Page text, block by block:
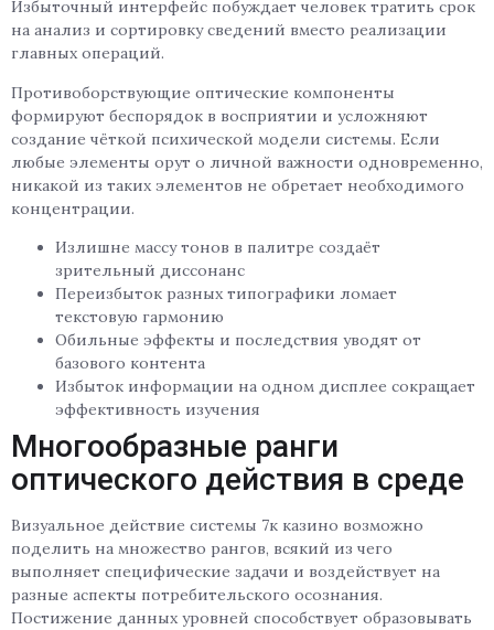
Избыточный интерфейс побуждает человек тратить срок
на анализ и сортировку сведений вместо реализации
главных операций.
Противоборствующие оптические компоненты
формируют беспорядок в восприятии и усложняют
создание чёткой психической модели системы. Если
любые элементы орут о личной важности одновременно,
никакой из таких элементов не обретает необходимого
концентрации.
Излишне массу тонов в палитре создаёт
зрительный диссонанс
Переизбыток разных типографики ломает
текстовую гармонию
Обильные эффекты и последствия уводят от
базового контента
Избыток информации на одном дисплее сокращает
эффективность изучения
Многообразные ранги
оптического действия в среде
Визуальное действие системы 7к казино возможно
поделить на множество рангов, всякий из чего
выполняет специфические задачи и воздействует на
разные аспекты потребительского осознания.
Постижение данных уровней способствует образовывать